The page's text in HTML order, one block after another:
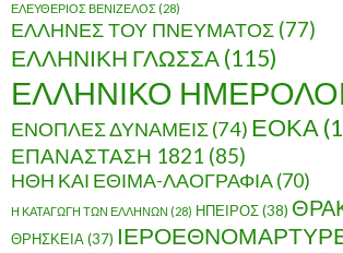
ΕΛΕΥΘΕΡΙΟΣ ΒΕΝΙΖΕΛΟΣ (28)
ΕΛΛΗΝΕΣ ΤΟΥ ΠΝΕΥΜΑΤΟΣ (77)
ΕΛΛΗΝΙΚΗ ΓΛΩΣΣΑ (115)
ΕΛΛΗΝΙΚΟ
ΕΝΟΠΛΕΣ ΔΥΝΑΜΕΙΣ(74) ΕΟΚΑ
ΕΠΑΝΑΣΤΑΣΗ 1821 (85)
ΗΘΗ ΚΑΙ ΕΘΙΜΑ-ΛΑΟΓΡΑΦΙΑ(70)
Η ΚΑΤΑΓΩΓΗ ΤΩΝ ΕΛΛΗΝΩΝ (28) ΗΠΕΙΡΟΣ(38)
ΘΡΗΣΚΕΙΑ(37)